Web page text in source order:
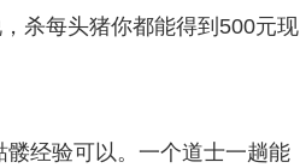
杀每头猪你都能得到500元现
经验可以。一个道士一趟能